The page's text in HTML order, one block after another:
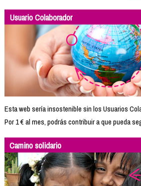
Usuario Colaborador
Esta web sería insostenible sin los Usuarios
Por 1 € al mes, podrás contribuir a que pueda
Camino solidario